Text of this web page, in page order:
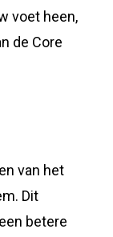
voet heen,
de Core
van het
Dit
betere